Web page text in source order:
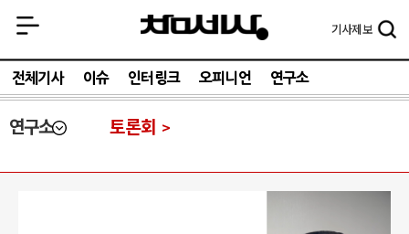
기사제보
전체기사 이슈 인터링크 오피니언 연구소
연구소 토론회